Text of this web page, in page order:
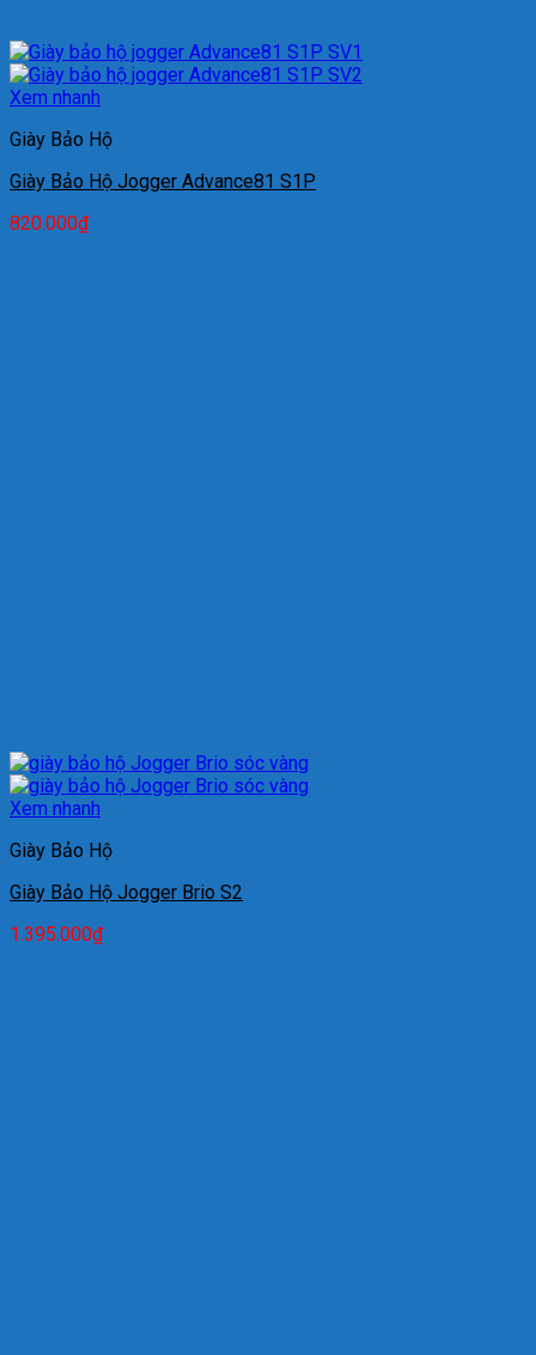
Xem nhanh
Giày Bảo Hộ
Giày Bảo Hộ Jogger Advance81 S1P
820.000₫
Xem nhanh
Giày Bảo Hộ
Giày Bảo Hộ Jogger Brio S2
1.395.000₫